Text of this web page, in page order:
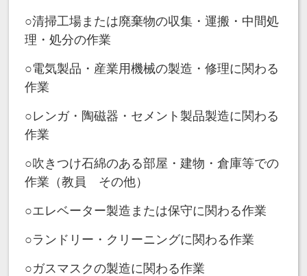
○清掃工場または廃棄物の収集・運搬・中間処
理・処分の作業
○電気製品・産業用機械の製造・修理に関わる
作業
○レンガ・陶磁器・セメント製品製造に関わる
作業
○吹きつけ石綿のある部屋・建物・倉庫等での
作業（教員 その他）
○エレベーター製造または保守に関わる作業
○ランドリー・クリーニングに関わる作業
○ガスマスクの製造に関わる作業